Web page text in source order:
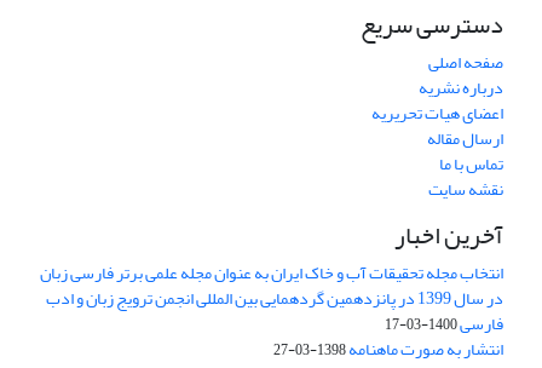
دسترسی سریع
صفحه اصلی
درباره نشریه
اعضای هیات تحریریه
ارسال مقاله
تماس با ما
نقشه سایت
آخرین اخبار
انتخاب مجله تحقیقات آب و خاک ایران به عنوان مجله علمی برتر فارسی زبان
در سال 1399 در پانزدهمین گردهمایی بین المللی انجمن ترویج زبان و ادب
فارسی1400-03-17
انتشار به صورت ماهنامه1398-03-27